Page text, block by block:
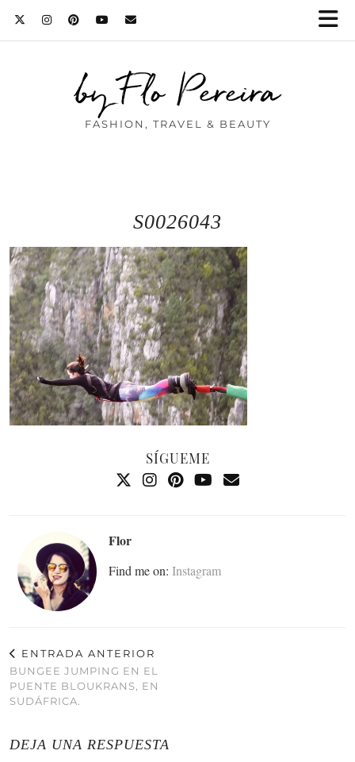
by Flo Pereira
FASHION, TRAVEL & BEAUTY
S0026043
SÍGUEME
Flor
Find me on: Instagram
ENTRADA ANTERIOR
BUNGEE JUMPING EN EL
PUENTE BLOUKRANS, EN
SUDÁFRICA.
DEJA UNA RESPUESTA